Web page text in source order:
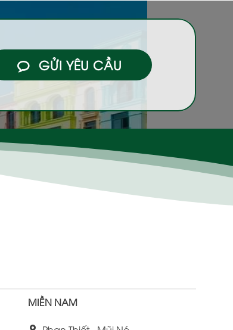
GỬI YÊU CẦU
MIỀN NAM